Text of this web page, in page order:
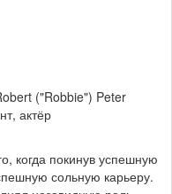
("Robbie") Peter
актёр
когда покинув успешную
сольную карьеру.